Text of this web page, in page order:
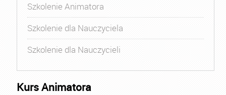
Szkolenie Animatora
Szkolenie dla Nauczyciela
Szkolenie dla Nauczycieli
Kurs Animatora